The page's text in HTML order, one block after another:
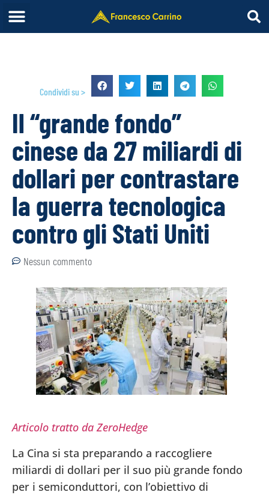
Condividi su >
Il “grande fondo”
cinese da 27 miliardi di
dollari per contrastare
la guerra tecnologica
contro gli Stati Uniti
Nessun commento
Articolo tratto da ZeroHedge
La Cina si sta preparando a raccogliere
miliardi di dollari per il suo più grande fondo
per i semiconduttori, con l’obiettivo di